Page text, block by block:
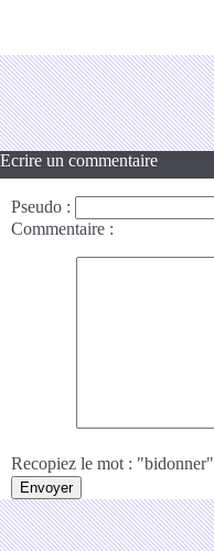
Ecrire un commentaire
Pseudo :
Commentaire :
Recopiez le mot : "bidonner"